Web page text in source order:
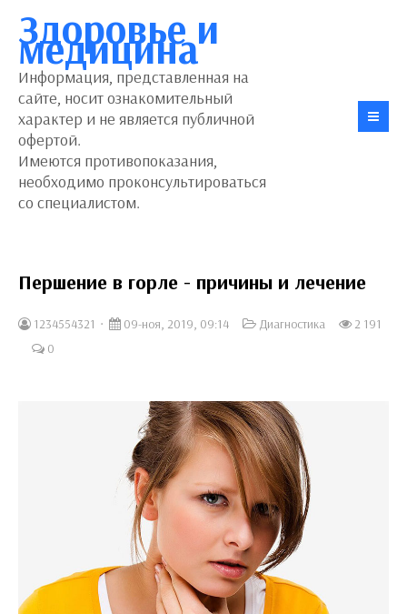
Здоровье и
медицина
Информация, представленная на
сайте, носит ознакомительный
характер и не является публичной
офертой.
Имеются противопоказания,
необходимо проконсультироваться
со специалистом.
Першение в горле - причины и лечение
1234554321 09-ноя, 2019, 09:14 Диагностика
2 191
0